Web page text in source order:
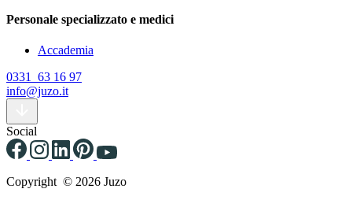
Personale specializzato e medici
Accademia
0331 63 16 97
info@juzo.it
Social
Copyright © 2026 Juzo